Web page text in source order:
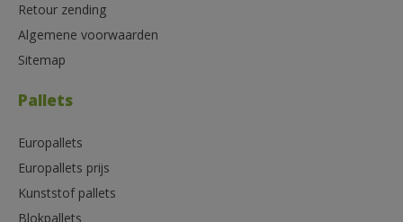
Retour zending
Algemene voorwaarden
Sitemap
Pallets
Europallets
Europallets prijs
Kunststof pallets